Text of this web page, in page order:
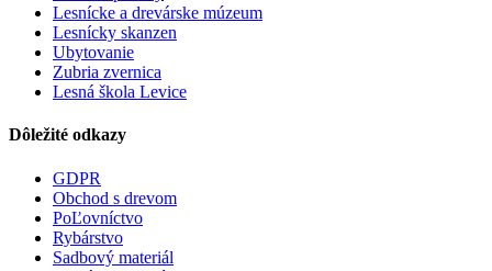
Lesnícke a drevárske múzeum
Lesnícky skanzen
Ubytovanie
Zubria zvernica
Lesná škola Levice
Dôležité odkazy
GDPR
Obchod s drevom
PoĽovníctvo
Rybárstvo
Sadbový materiál